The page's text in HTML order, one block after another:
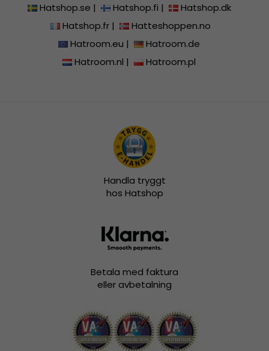
Hatshop.se | Hatshop.fi |
Hatshop.dk
Hatshop.fr|
Hatteshoppen.no
Hatroom.eu |
Hatroom.de
Hatroom.nl | Hatroom.pl
Handla tryggt
hos Hatshop
Betala med faktura
eller avbetalning